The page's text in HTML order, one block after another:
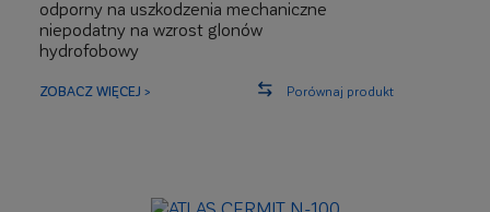
odporny na uszkodzenia mechaniczne
niepodatny na wzrost glonów
hydrofobowy
ZOBACZ WIĘCEJ > Porównaj produkt